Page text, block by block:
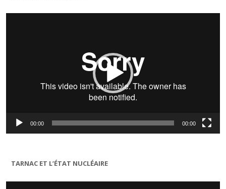
Lecteur
00:00 00:00
TARNAC ET L’ÉTAT NUCLÉAIRE
Lecteur